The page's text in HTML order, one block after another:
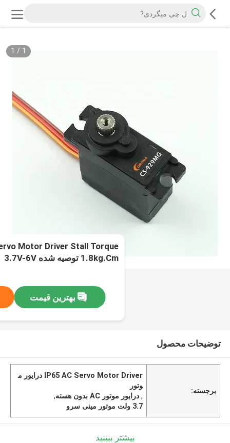
1
/
1
Motor Driver Stall Torque
1.8kg.Cm توصیه شده 3.7V-6V
بهترین قیمت
توضیحات محصول
برجسته:
IP65 AC Servo Motor Driver درایور م
وتور
,درایور موتور AC بدون هسته
,
3.7 ولت موتور مینی سرو
بیشتر ببینید